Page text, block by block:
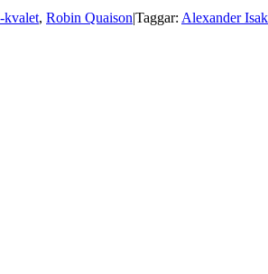
kvalet, Robin Quaison|Taggar: Alexander Isak